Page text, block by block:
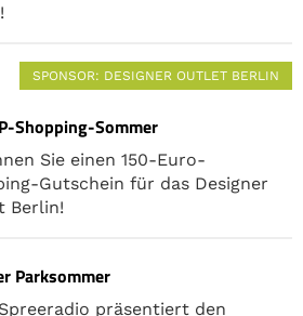
SPONSOR: DESIGNER OUTLET BERLIN
Shopping-Sommer
Sie einen 150-Euro-
Gutschein für das Designer
Berlin!
Parksommer
präsentiert den